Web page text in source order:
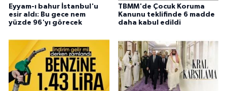
Eyyam-ı bahur İstanbul'u
esir aldı: Bu gece nem
yüzde 96'yı görecek
TBMM'de Çocuk Koruma
Kanunu teklifinde 6 madde
daha kabul edildi